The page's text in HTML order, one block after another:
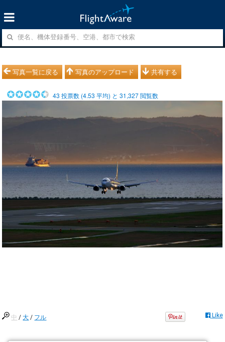
写真一覧に戻る 写真のアップロード 共有する
43 投票数 (4.53 平均) と31,327閲覧数
中 /大 / フル Like